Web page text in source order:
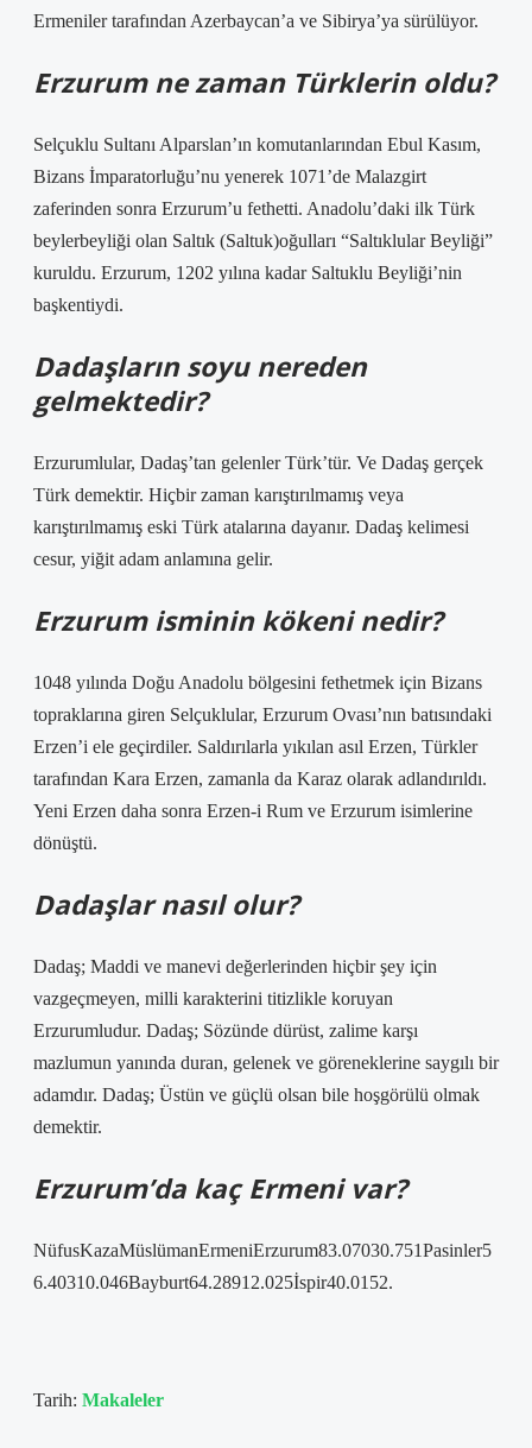
Ermeniler tarafından Azerbaycan’a ve Sibirya’ya sürülüyor.
Erzurum ne zaman Türklerin oldu?
Selçuklu Sultanı Alparslan’ın komutanlarından Ebul Kasım,
Bizans İmparatorluğu’nu yenerek 1071’de Malazgirt
zaferinden sonra Erzurum’u fethetti. Anadolu’daki ilk Türk
beylerbeyliği olan Saltık (Saltuk)oğulları “Saltıklular Beyliği”
kuruldu. Erzurum, 1202 yılına kadar Saltuklu Beyliği’nin
başkentiydi.
Dadaşların soyu nereden
gelmektedir?
Erzurumlular, Dadaş’tan gelenler Türk’tür. Ve Dadaş gerçek
Türk demektir. Hiçbir zaman karıştırılmamış veya
karıştırılmamış eski Türk atalarına dayanır. Dadaş kelimesi
cesur, yiğit adam anlamına gelir.
Erzurum isminin kökeni nedir?
1048 yılında Doğu Anadolu bölgesini fethetmek için Bizans
topraklarına giren Selçuklular, Erzurum Ovası’nın batısındaki
Erzen’i ele geçirdiler. Saldırılarla yıkılan asıl Erzen, Türkler
tarafından Kara Erzen, zamanla da Karaz olarak adlandırıldı.
Yeni Erzen daha sonra Erzen-i Rum ve Erzurum isimlerine
dönüştü.
Dadaşlar nasıl olur?
Dadaş; Maddi ve manevi değerlerinden hiçbir şey için
vazgeçmeyen, milli karakterini titizlikle koruyan
Erzurumludur. Dadaş; Sözünde dürüst, zalime karşı
mazlumun yanında duran, gelenek ve göreneklerine saygılı bir
adamdır. Dadaş; Üstün ve güçlü olsan bile hoşgörülü olmak
demektir.
Erzurum’da kaç Ermeni var?
NüfusKazaMüslümanErmeniErzurum83.07030.751Pasinler5
6.40310.046Bayburt64.28912.025İspir40.0152.
Tarih: Makaleler